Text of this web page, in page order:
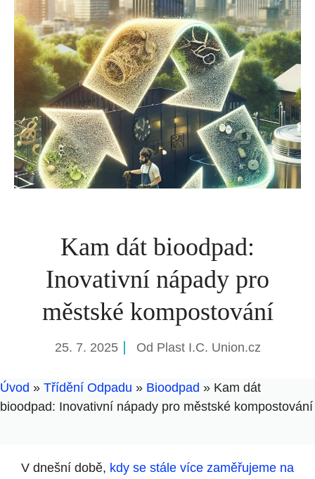
Kam dát bioodpad:
Inovativní nápady pro
městské kompostování
25. 7. 2025 Od Plast I.C. Union.cz
Úvod » Třídění Odpadu » Bioodpad » Kam dát
bioodpad: Inovativní nápady pro městské kompostování
V dnešní‍ době, kdy se stále více zaměřujeme na